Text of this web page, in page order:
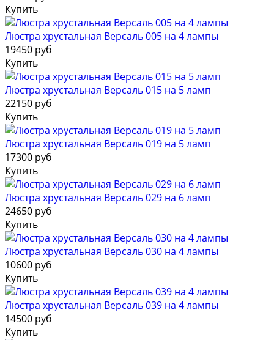
Купить
Люстра хрустальная Версаль 005 на 4 лампы
19450 руб
Купить
Люстра хрустальная Версаль 015 на 5 ламп
22150 руб
Купить
Люстра хрустальная Версаль 019 на 5 ламп
17300 руб
Купить
Люстра хрустальная Версаль 029 на 6 ламп
24650 руб
Купить
Люстра хрустальная Версаль 030 на 4 лампы
10600 руб
Купить
Люстра хрустальная Версаль 039 на 4 лампы
14500 руб
Купить